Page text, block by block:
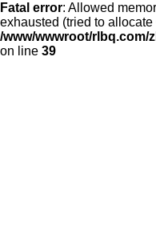
Fatal error: Allowed
exhausted (tried to
/www/wwwroot/
on line 39